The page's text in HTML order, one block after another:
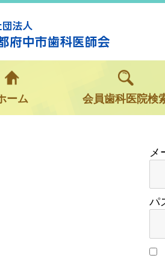
ーム 会員歯科医院検
パ